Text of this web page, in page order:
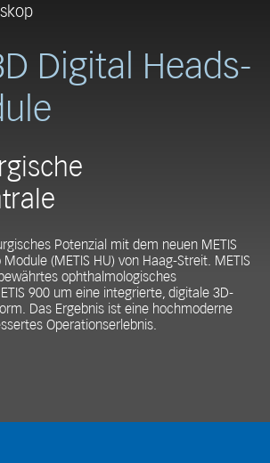
Digital Heads-
Potenzial mit dem neuen METIS
(METIS HU) von Haag-Streit. METIS
ophthalmologisches
900 um eine integrierte, digitale 3D-
Das Ergebnis ist eine hochmoderne
Operationserlebnis.